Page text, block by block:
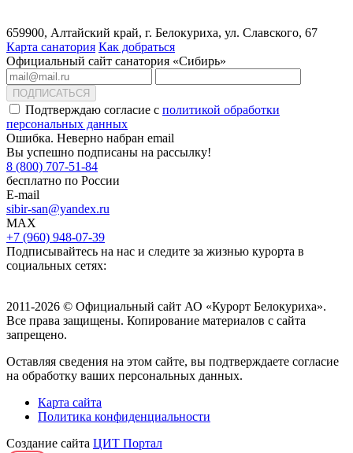
659900, Алтайский край, г. Белокуриха, ул. Славского, 67
Карта санатория Как добраться
Официальный сайт санатория «Сибирь»
ПОДПИСАТЬСЯ
Подтверждаю согласие с политикой обработки
персональных данных
Ошибка. Неверно набран email
Вы успешно подписаны на рассылку!
8 (800) 707-51-84
бесплатно по России
E-mail
sibir-san@yandex.ru
MAX
+7 (960) 948-07-39
Подписывайтесь на нас и следите за жизнью курорта в
социальных сетях:
2011-2026 © Официальный сайт АО «Курорт Белокуриха».
Все права защищены. Копирование материалов с сайта
запрещено.
Оставляя сведения на этом сайте, вы подтверждаете согласие
на обработку ваших персональных данных.
Карта сайта
Политика конфиденциальности
Создание сайта ЦИТ Портал